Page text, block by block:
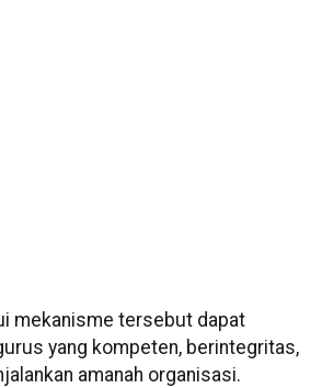
mekanisme tersebut dapat
yang kompeten, berintegritas,
amanah organisasi.